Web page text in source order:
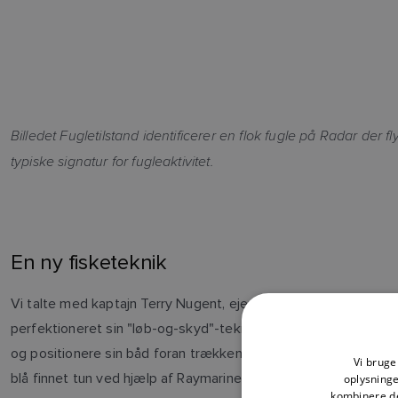
Billedet Fugletilstand identificerer en flok fugle på Radar der
typiske signatur for fugleaktivitet.
En ny fisketeknik
Vi talte med kaptajn Terry Nugent, ejer af Riptide Charters.
perfektioneret sin "løb-og-skyd"-teknik ved hjælp af en 12 kW
og positionere sin båd foran trækkende FISK. Denne tilgang
blå finnet tun ved hjælp af Raymarines Radar til at finde
Vi